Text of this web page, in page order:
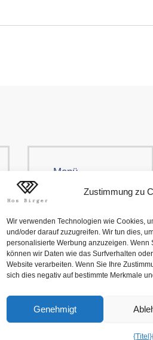
Zustimmung zu
Wir verwenden Technologien wie Cookies,
und/oder darauf zuzugreifen. Wir tun dies,
personalisierte Werbung anzuzeigen. Wenn
können wir Daten wie das Surfverhalten
Website verarbeiten. Wenn Sie Ihre
sich dies negativ auf bestimmte Merkmale
Genehmigt
{Titel}
Menü
Über uns
Kontakt